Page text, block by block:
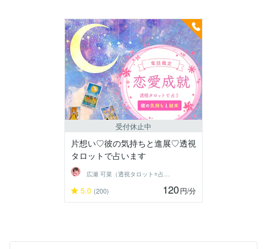
受付休止中
片想い♡彼の気持ちと進展♡透視
タロットで占います
5.0 (200) 120円/分